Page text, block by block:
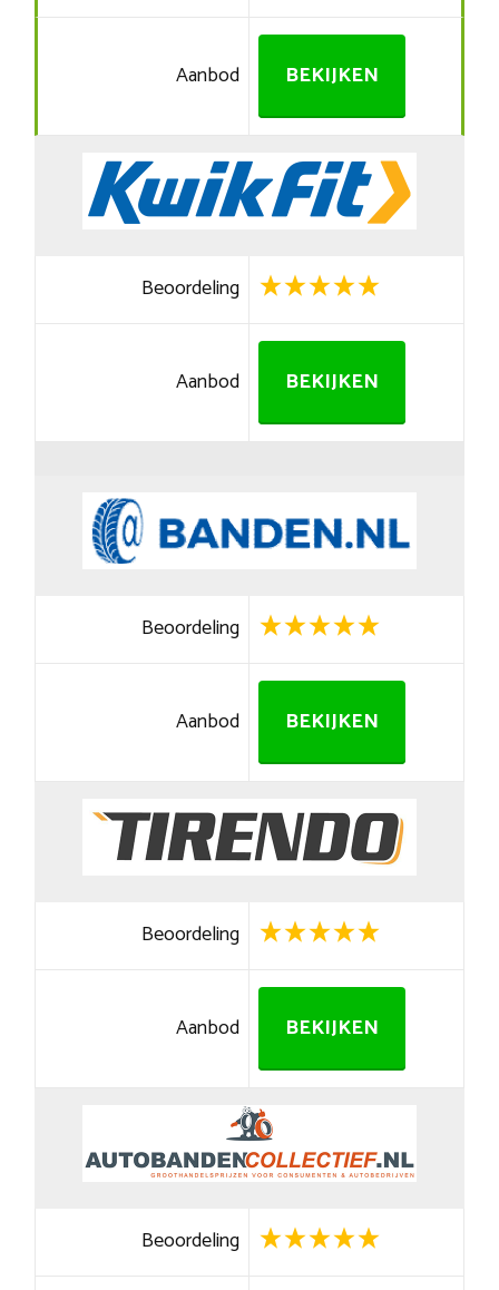
Aanbod BEKIJKEN
Beoordeling
Aanbod BEKIJKEN
Beoordeling
Aanbod BEKIJKEN
Beoordeling
Aanbod BEKIJKEN
Beoordeling